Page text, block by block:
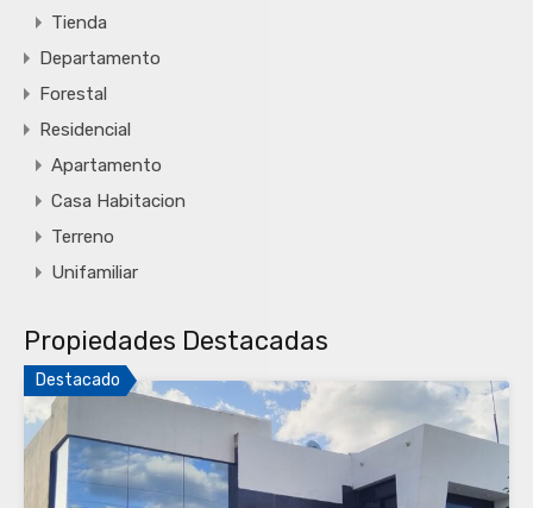
Tienda
Departamento
Forestal
Residencial
Apartamento
Casa Habitacion
Terreno
Unifamiliar
Propiedades Destacadas
Destacado